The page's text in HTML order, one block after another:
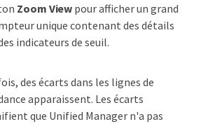
Zoom View pour afficher un grand
unique contenant des détails
indicateurs de seuil.
des écarts dans les lignes de
apparaissent. Les écarts
que Unified Manager n'a pas